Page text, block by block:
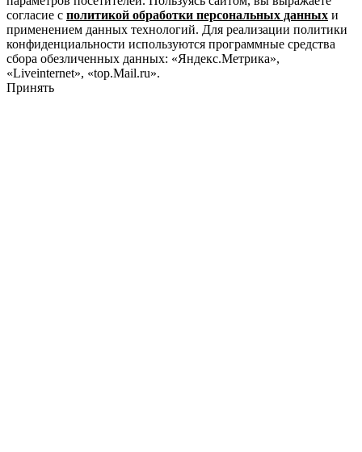
согласие с политикой обработки персональных данных и
применением данных технологий. Для реализации политики
конфиденциальности используются программные средства
сбора обезличенных данных: «Яндекс.Метрика»,
«Liveinternet», «top.Mail.ru».
Принять